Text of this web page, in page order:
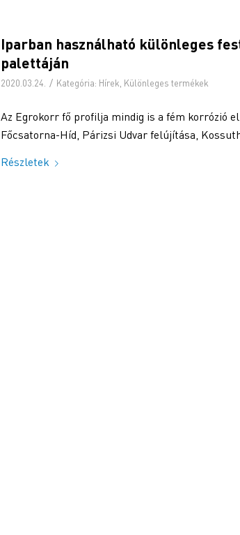
Iparban használható különleges
palettáján
2020.03.24. / Kategória: Hírek, Különleges termékek
Az Egrokorr fő profilja mindig is a fém korrózió
Főcsatorna-Híd, Párizsi Udvar felújítása,
Részletek